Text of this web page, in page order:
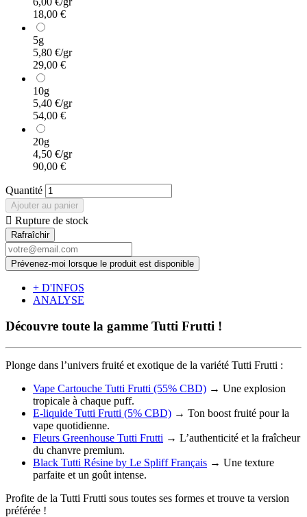
18,00 €
5g
5,80 €/gr
29,00 €
10g
5,40 €/gr
54,00 €
20g
4,50 €/gr
90,00 €
Quantité
Ajouter au panier
 Rupture de stock
Prévenez-moi lorsque le produit est disponible
+ D'INFOS
ANALYSE
Découvre toute la gamme Tutti Frutti !
Plonge dans l’univers fruité et exotique de la variété Tutti Frutti :
Vape Cartouche Tutti Frutti (55% CBD) → Une explosion
tropicale à chaque puff.
E-liquide Tutti Frutti (5% CBD) → Ton boost fruité pour la
vape quotidienne.
Fleurs Greenhouse Tutti Frutti → L’authenticité et la fraîcheur
du chanvre premium.
Black Tutti Résine by Le Spliff Français → Une texture
parfaite et un goût intense.
Profite de la Tutti Frutti sous toutes ses formes et trouve ta version
préférée !